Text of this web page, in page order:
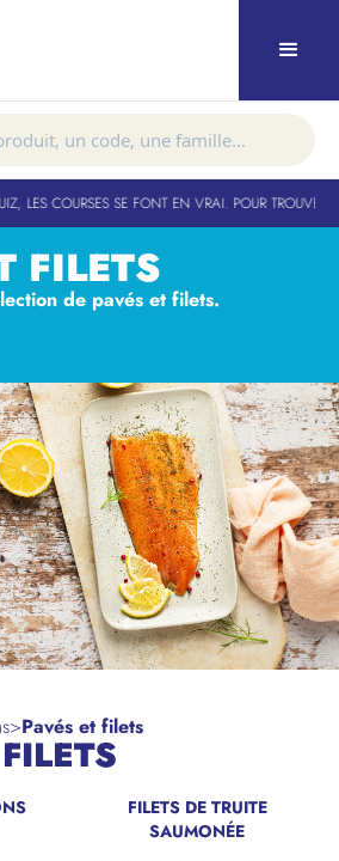
LES COURSES SE FONT EN VRAI. POUR TROUVER
FILETS
de pavés et filets.
>Pavés et filets
FILETS DE TRUITE
SAUMONÉE